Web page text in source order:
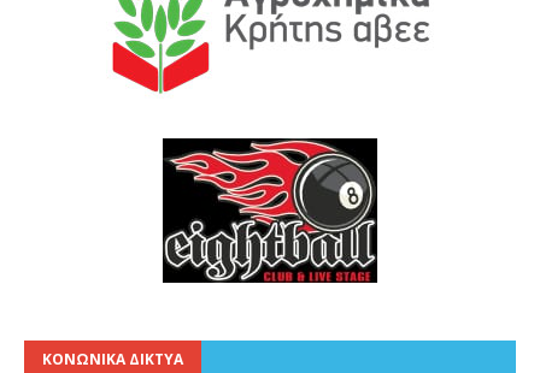
ΚΟΝΩΝΙΚΑ ΔΙΚΤΥΑ